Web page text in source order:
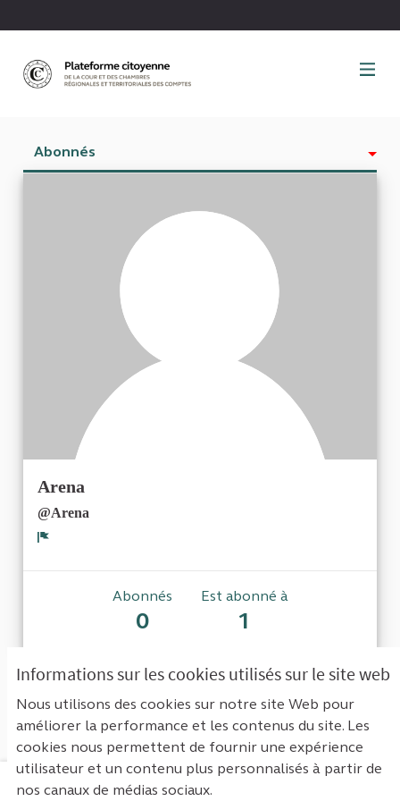
Informations sur les cookies utilisés sur le site web
Nous utilisons des cookies sur notre site Web pour
améliorer la performance et les contenus du site. Les
cookies nous permettent de fournir une expérience
utilisateur et un contenu plus personnalisés à partir de
nos canaux de médias sociaux.
Abonnés
Arena
@Arena
Abonnés
0
Est abonné à
1
Aucun abonné pour le moment.
Mentions légales